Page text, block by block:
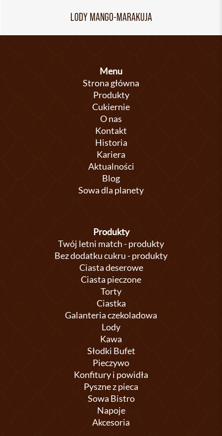
LODY MANGO-MARAKUJA
Menu
Strona główna
Produkty
Cukiernie
O nas
Kontakt
Historia
Kariera
Aktualności
Blog
Sowa dla planety
Produkty
Twój letni match - produkty
Bez dodatku cukru - produkty
Ciasta deserowe
Ciasta pieczone
Torty
Ciastka
Galanteria czekoladowa
Lody
Kawa
Słodki Bufet
Pieczywo
Konfitury i powidła
Pyszne z pieca
Sowa Bistro
Napoje
Akcesoria